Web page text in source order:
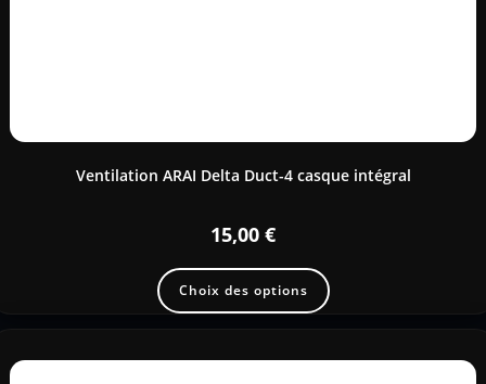
Ventilation ARAI Delta Duct-4 casque intégral
15,00 €
Choix des options